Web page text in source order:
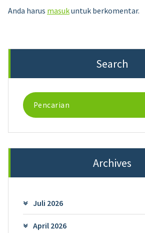
Anda harus masukuntuk berkomentar.
Search
Pencarian
untuk:
Archives
Juli 2026
April 2026